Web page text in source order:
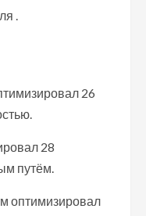
.
26
28
путём.
оптимизировал